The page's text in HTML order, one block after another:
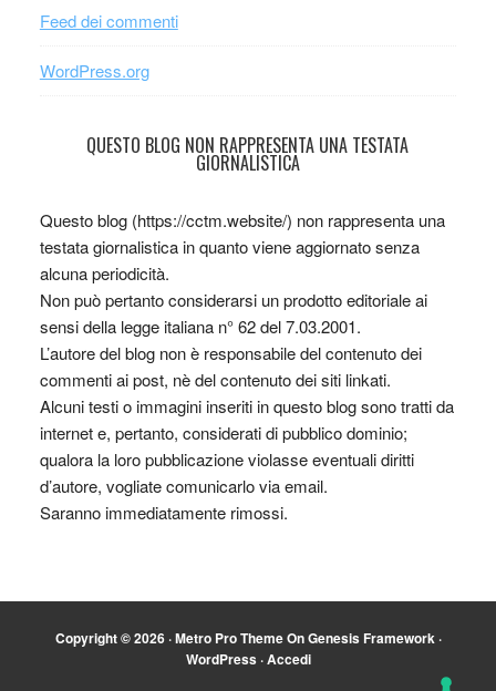
Feed dei commenti
WordPress.org
QUESTO BLOG NON RAPPRESENTA UNA TESTATA
GIORNALISTICA
Questo blog (https://cctm.website/) non rappresenta una
testata giornalistica in quanto viene aggiornato senza
alcuna periodicità.
Non può pertanto considerarsi un prodotto editoriale ai
sensi della legge italiana n° 62 del 7.03.2001.
L’autore del blog non è responsabile del contenuto dei
commenti ai post, nè del contenuto dei siti linkati.
Alcuni testi o immagini inseriti in questo blog sono tratti da
internet e, pertanto, considerati di pubblico dominio;
qualora la loro pubblicazione violasse eventuali diritti
d’autore, vogliate comunicarlo via email.
Saranno immediatamente rimossi.
Copyright © 2026 ·Metro Pro ThemeOnGenesis Framework·
WordPress·Accedi